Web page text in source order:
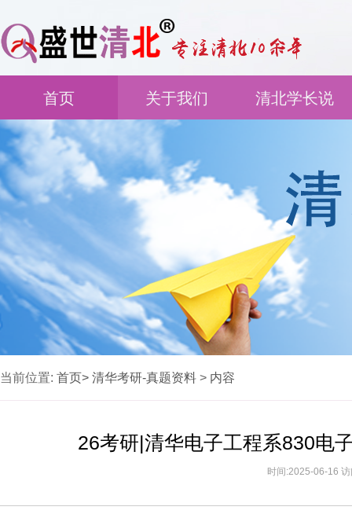
首页 关于我们 清北学长说
当前位置: 首页> 清华考研-真题资料 > 内容
26考研|清华电子工程系830电
时间:2025-06-16